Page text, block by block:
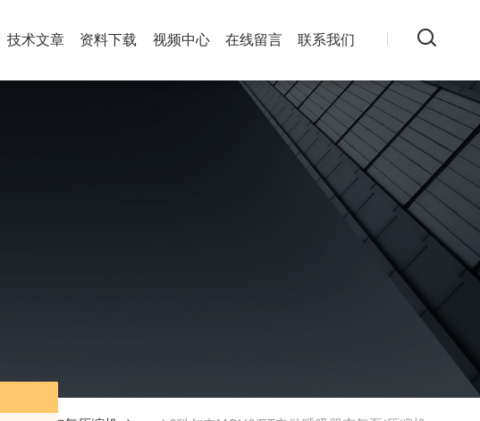
技术文章 资料下载 视频中心 在线留言 联系我们